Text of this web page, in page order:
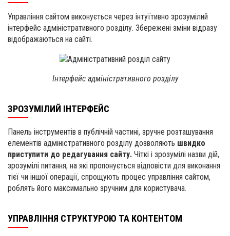
Управління сайтом виконується через інтуїтивно зрозумілий
інтерфейс адміністративного розділу. Збережені зміни відразу
відображаються на сайті.
Інтерфейс адміністративного розділу
ЗРОЗУМІЛИЙ ІНТЕРФЕЙС
Панель інструментів в публічній частині, зручне розташування
елементів адміністративного розділу дозволяють швидко
приступити до редагування сайту. Чіткі і зрозумілі назви дій,
зрозумілі питання, на які пропонується відповісти для виконання
тієї чи іншої операції, спрощують процес управління сайтом,
роблять його максимально зручним для користувача.
УПРАВЛІННЯ СТРУКТУРОЮ ТА КОНТЕНТОМ